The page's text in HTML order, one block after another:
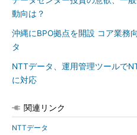
動向は？
沖縄にBPO拠点を開設 コア業
タ
NTTデータ、運用管理ツールで
に対応
関連リンク
NTTデータ